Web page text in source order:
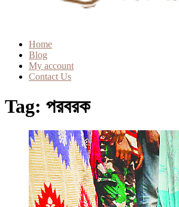
Home
Blog
My account
Contact Us
Tag: পরবরক